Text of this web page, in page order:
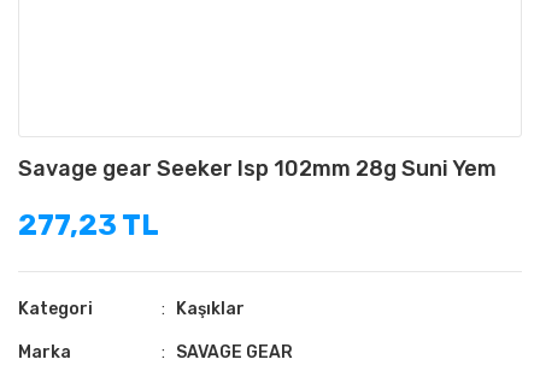
Savage gear Seeker Isp 102mm 28g Suni Yem
277,23 TL
Kategori Kaşıklar
Marka SAVAGE GEAR